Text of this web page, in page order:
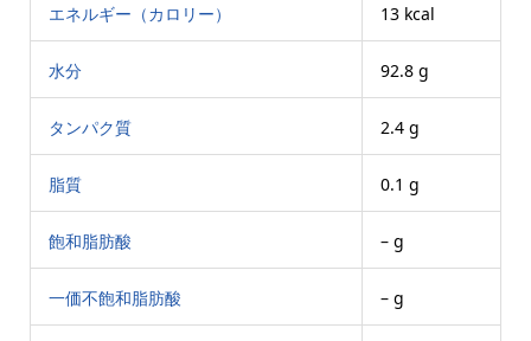
エネルギー（カロリー） 13 kcal
水分 92.8 g
タンパク質 2.4 g
脂質 0.1 g
飽和脂肪酸 – g
一価不飽和脂肪酸 – g